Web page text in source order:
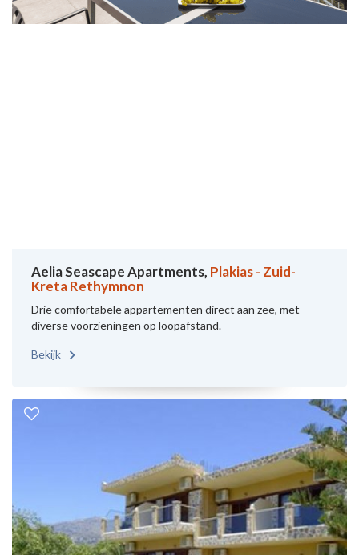
Aelia Seascape Apartments, Plakias - Zuid-
Kreta Rethymnon
Drie comfortabele appartementen direct aan zee, met
diverse voorzieningen op loopafstand.
Bekijk